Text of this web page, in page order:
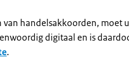
handelsakkoorden, moet
digitaal en is
.